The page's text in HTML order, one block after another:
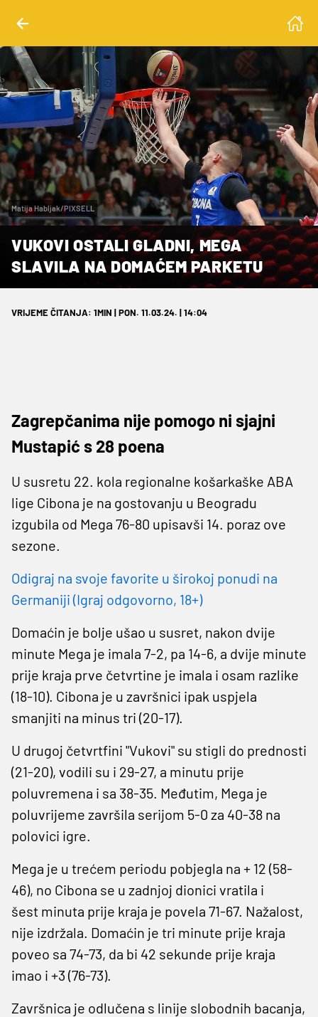
Matija Habljak/PIXSELL
VUKOVI OSTALI GLADNI, MEGA
SLAVILA NA DOMAĆEM PARKETU
VRIJEME ČITANJA: 1MIN | PON. 11.03.24. | 14:04
Zagrepčanima nije pomogo ni sjajni
Mustapić s 28 poena
U susretu 22. kola regionalne košarkaške ABA
lige Cibona je na gostovanju u Beogradu
izgubila od Mega 76-80 upisavši 14. poraz ove
sezone.
Odigraj na svoje favorite u širokoj ponudi na
Germaniji (Igraj odgovorno, 18+)
Domaćin je bolje ušao u susret, nakon dvije
minute Mega je imala 7-2, pa 14-6, a dvije minute
prije kraja prve četvrtine je imala i osam razlike
(18-10). Cibona je u završnici ipak uspjela
smanjiti na minus tri (20-17).
U drugoj četvrtfini "Vukovi" su stigli do prednosti
(21-20), vodili su i 29-27, a minutu prije
poluvremena i sa 38-35. Međutim, Mega je
poluvrijeme završila serijom 5-0 za 40-38 na
polovici igre.
Mega je u trećem periodu pobjegla na + 12 (58-
46), no Cibona se u zadnjoj dionici vratila i
šest minuta prije kraja je povela 71-67. Nažalost,
nije izdržala. Domaćin je tri minute prije kraja
poveo sa 74-73, da bi 42 sekunde prije kraja
imao i +3 (76-73).
Završnica je odlučena s linije slobodnih bacanja,